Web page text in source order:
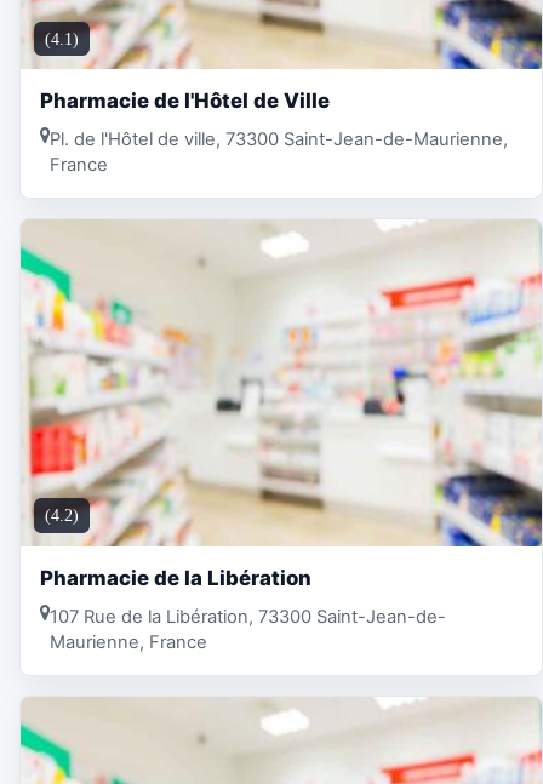
(4.1)
Pharmacie de l'Hôtel de Ville
Pl. de l'Hôtel de ville, 73300 Saint-Jean-de-Maurienne,
France
(4.2)
Pharmacie de la Libération
107 Rue de la Libération, 73300 Saint-Jean-de-
Maurienne, France